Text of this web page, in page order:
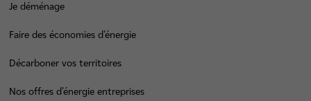
Je déménage
Faire des économies d’énergie
Décarboner vos territoires
Nos offres d’énergie entreprises